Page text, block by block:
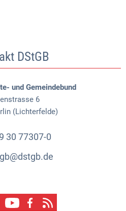
DStGB
und Gemeindebund
6
(Lichterfelde)
30 77307-0